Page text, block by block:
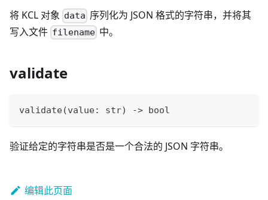
将 KCL 对象 data 序列化为 JSON 格式的字符串，并将其
写入文件 filename 中。
validate
validate(value: str) -> bool
验证给定的字符串是否是一个合法的 JSON 字符串。
编辑此页面